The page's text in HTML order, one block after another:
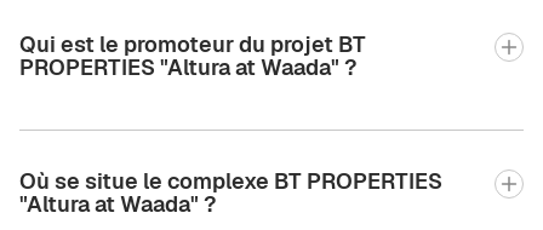
Qui est le promoteur du projet BT
PROPERTIES "Altura at Waada" ?
Où se situe le complexe BT PROPERTIES
"Altura at Waada" ?